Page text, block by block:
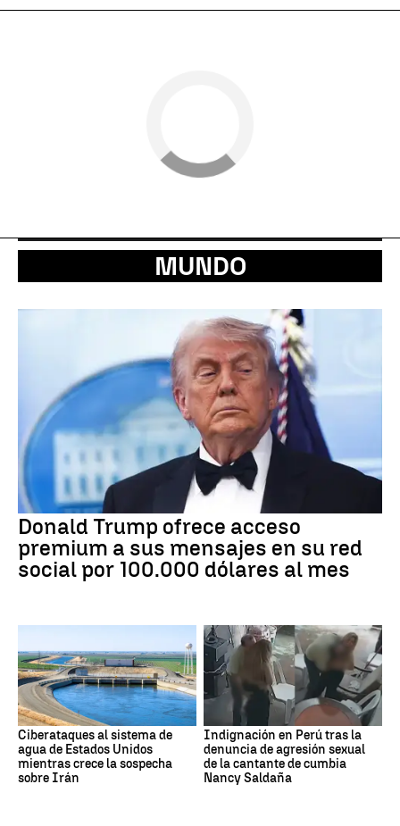
MUNDO
Donald Trump ofrece acceso
premium a sus mensajes en su red
social por 100.000 dólares al mes
Ciberataques al sistema de
agua de Estados Unidos
mientras crece la sospecha
sobre Irán
Indignación en Perú tras la
denuncia de agresión sexual
de la cantante de cumbia
Nancy Saldaña